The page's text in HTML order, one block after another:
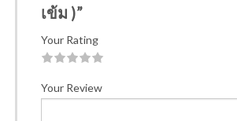
เข้ม )”
Your Rating
Your Review